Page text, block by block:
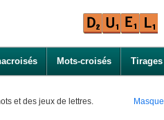
Mots-croisés Tirages
et des jeux de lettres.